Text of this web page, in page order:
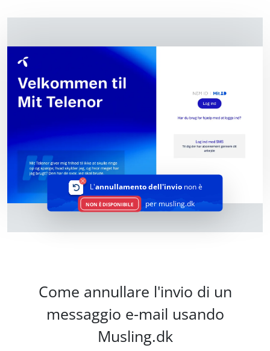
L'annullamento dell'invionon è
NON È DISPONIBILE per musling.dk
Come annullare l'invio di un
messaggio e-mail usando
Musling.dk